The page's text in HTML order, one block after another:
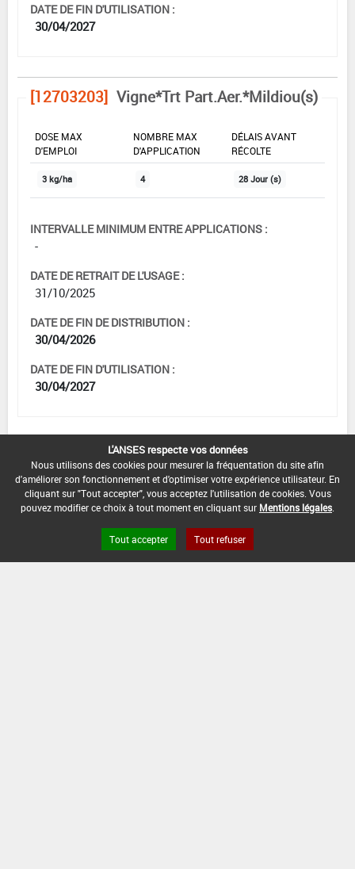
DATE DE FIN D'UTILISATION :
30/04/2027
[12703203] Vigne*Trt Part.Aer.*Mildiou(s)
DOSE MAX
D'EMPLOI
NOMBRE MAX
D'APPLICATION
DÉLAIS AVANT
RÉCOLTE
3 kg/ha 4 28 Jour (s)
INTERVALLE MINIMUM ENTRE APPLICATIONS :
-
DATE DE RETRAIT DE L'USAGE :
31/10/2025
DATE DE FIN DE DISTRIBUTION :
30/04/2026
DATE DE FIN D'UTILISATION :
30/04/2027
[12703203] Vigne*Trt Part.Aer.*Mildiou(s)
DOSE MAX
D'EMPLOI
NOMBRE MAX
D'APPLICATION
DÉLAIS AVANT
RÉCOLTE
4 (BBCH 69)
L'ANSES respecte vos données
Nous utilisons des cookies pour mesurer la fréquentation du site afin
d'améliorer son fonctionnement et d'optimiser votre expérience utilisateur. En
cliquant sur "Tout accepter", vous acceptez l'utilisation de cookies. Vous
pouvez modifier ce choix à tout moment en cliquant sur Mentions légales
Tout accepter Tout refuser